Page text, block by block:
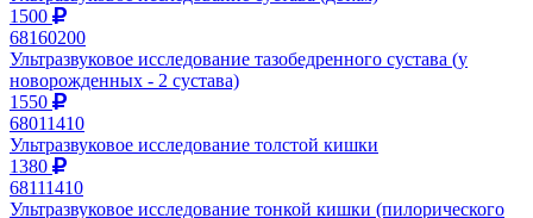
1500
68160200
Ультразвуковое исследование тазобедренного сустава (у
новорожденных - 2 сустава)
1550
68011410
Ультразвуковое исследование толстой кишки
1380
68111410
Ультразвуковое исследование тонкой кишки (пилорического